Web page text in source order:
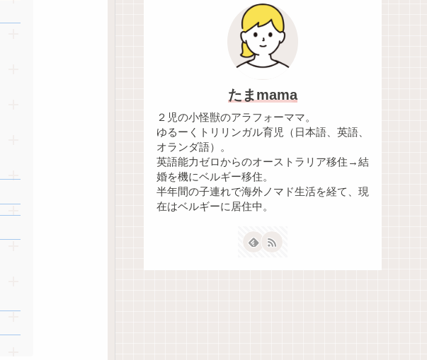
たまmama
２児の小怪獣のアラフォーママ。
ゆるーくトリリンガル育児（日本語、英語、
オランダ語）。
英語能力ゼロからのオーストラリア移住→結
婚を機にベルギー移住。
半年間の子連れで海外ノマド生活を経て、現
在はベルギーに居住中。